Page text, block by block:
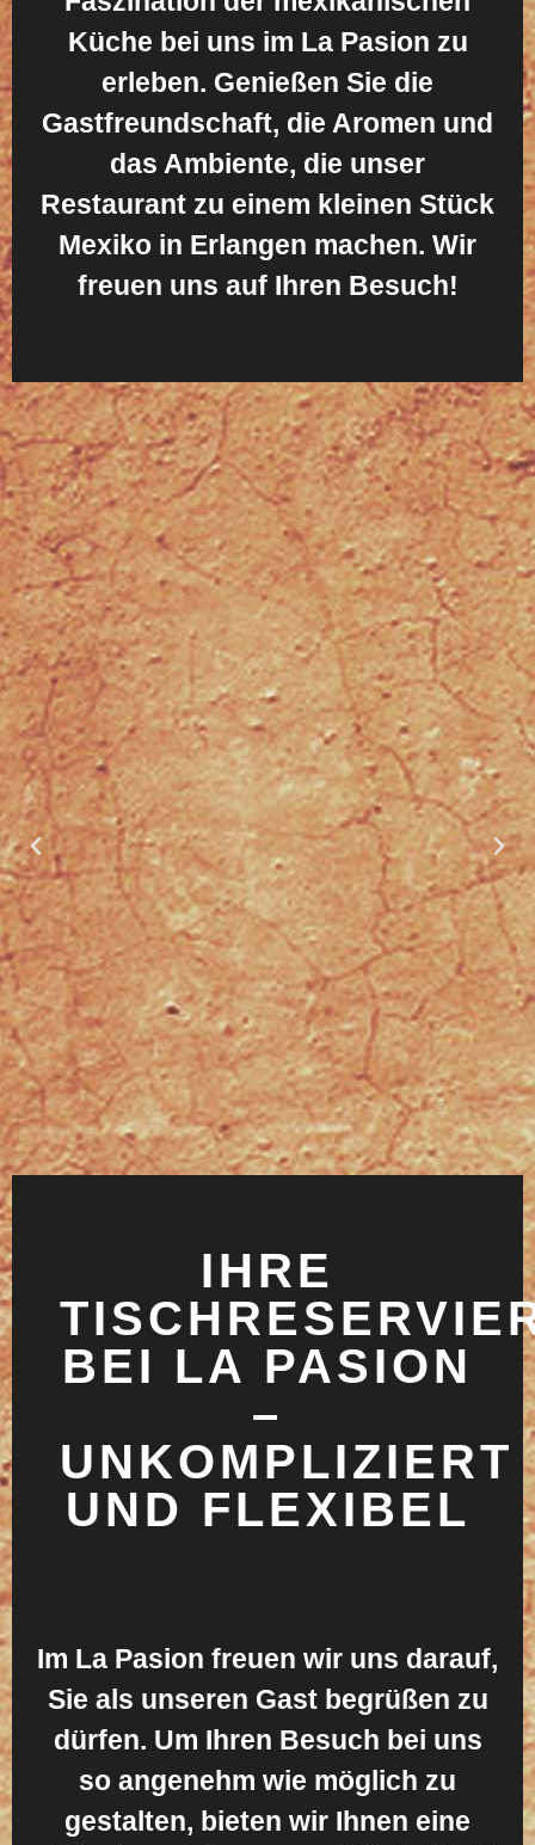
Küche bei uns im La Pasion zu
erleben. Genießen Sie die
Gastfreundschaft, die Aromen und
das Ambiente, die unser
Restaurant zu einem kleinen Stück
Mexiko in Erlangen machen. Wir
freuen uns auf Ihren Besuch!
IHRE
BEI LA PASION
–
UNKOMPLIZIERT
UND FLEXIBEL
Im La Pasion freuen wir uns darauf,
Sie als unseren Gast begrüßen zu
dürfen. Um Ihren Besuch bei uns
so angenehm wie möglich zu
gestalten, bieten wir Ihnen eine